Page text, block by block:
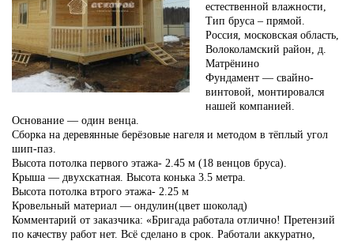
естественной влажности,
Тип бруса – прямой.
Россия, московская область,
Волоколамский район, д.
Матрёнино
Фундамент — свайно-
винтовой, монтировался
нашей компанией.
Основание — один венца.
Сборка на деревянные берёзовые нагеля и методом в тёплый угол
шип-паз.
Высота потолка первого этажа- 2.45 м (18 венцов бруса).
Крыша — двухскатная. Высота конька 3.5 метра.
Высота потолка втрого этажа- 2.25 м
Кровельный материал — ондулин(цвет шоколад)
Комментарий от заказчика: «Бригада работала отлично! Претензий
по качеству работ нет. Всё сделано в срок. Работали аккуратно,